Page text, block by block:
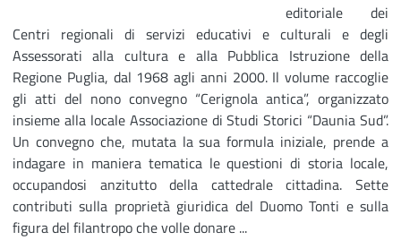
editoriale dei
Centri regionali di servizi educativi e culturali e degli
Assessorati alla cultura e alla Pubblica Istruzione della
Regione Puglia, dal 1968 agli anni 2000. Il volume raccoglie
gli atti del nono convegno “Cerignola antica”, organizzato
insieme alla locale Associazione di Studi Storici “Daunia Sud”.
Un convegno che, mutata la sua formula iniziale, prende a
indagare in maniera tematica le questioni di storia locale,
occupandosi anzitutto della cattedrale cittadina. Sette
contributi sulla proprietà giuridica del Duomo Tonti e sulla
figura del filantropo che volle donare ...